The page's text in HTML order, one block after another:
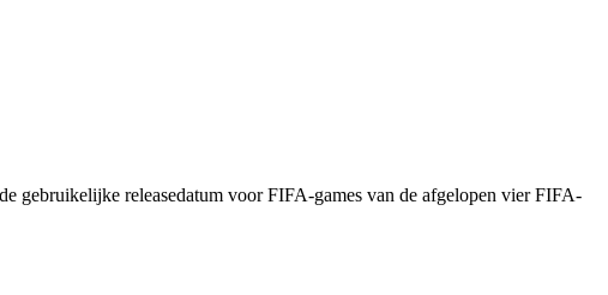
gebruikelijke releasedatum voor FIFA-games van de afgelopen vier FIFA-